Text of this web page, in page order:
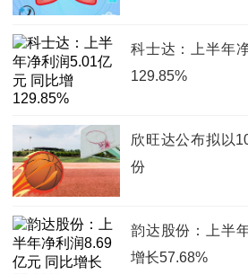
科士达：上半年
129.85%
欣旺达公布拟以
份
韵达股份：上半
增长57.68%